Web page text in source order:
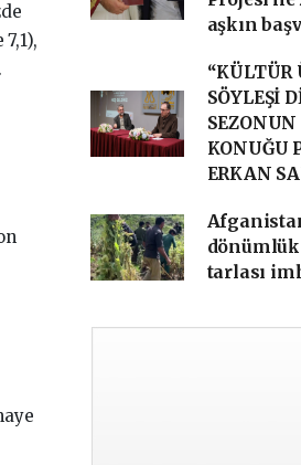
aşkın
“KÜLTÜR
SÖYLEŞİ
SEZONUN
KONUĞU
ERKAN
dönümlük
tarlası